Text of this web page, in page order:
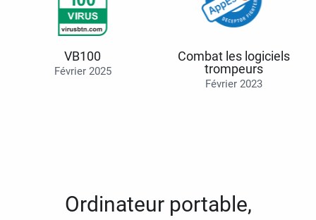
VB100
Février 2025
Combat les logiciels
trompeurs
Février 2023
Ordinateur portable,